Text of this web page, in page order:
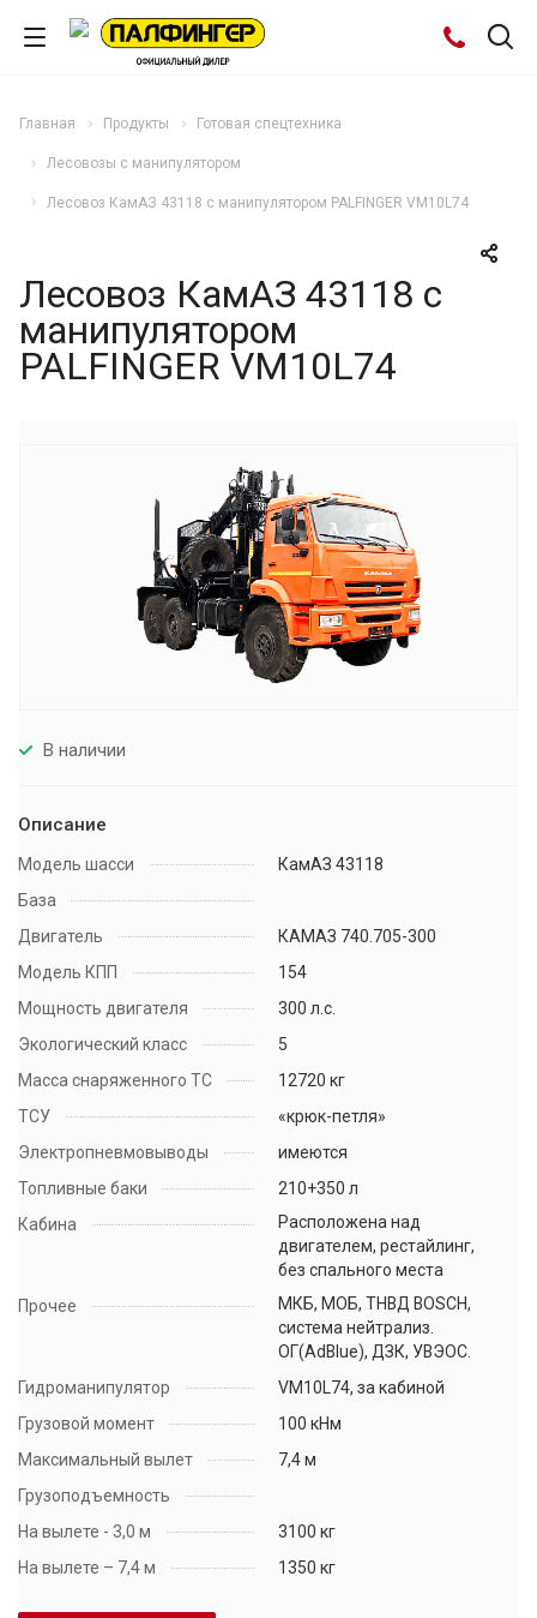
Главная Продукты Готовая спецтехника
Лесовозы с манипулятором
Лесовоз КамАЗ 43118 с манипулятором PALFINGER VM10L74
Лесовоз КамАЗ 43118 с
манипулятором
PALFINGER VM10L74
В наличии
Описание
Модель шасси
КамАЗ 43118
База
Двигатель
КАМАЗ 740.705-300
Модель КПП
154
Мощность двигателя
300 л.с.
Экологический класс
5
Масса снаряженного ТС
12720 кг
ТСУ
«крюк-петля»
Электропневмовыводы
имеются
Топливные баки
210+350 л
Кабина
Расположена над
двигателем, рестайлинг,
без спального места
Прочее
МКБ, МОБ, ТНВД BOSCH,
система нейтрализ.
ОГ(AdBlue), ДЗК, УВЭОС.
Гидроманипулятор
VM10L74, за кабиной
Грузовой момент
100 кНм
Максимальный вылет
7,4 м
Грузоподъемность
На вылете - 3,0 м
3100 кг
На вылете – 7,4 м
1350 кг